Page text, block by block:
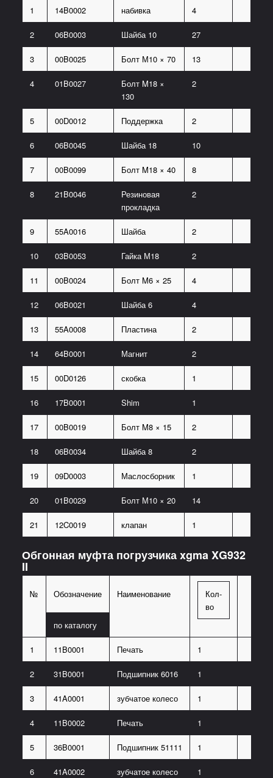
1 14B0002 набивка 4
2 06B0003 Шайба 10 27
3 00B0025 Болт М10 × 70 13
4 01B0027
Болт M18 ×
130
2
5 00D0012 Поддержка 2
6 06B0045 Шайба 18 10
7 00B0099 Болт M18 × 40 8
8 21B0046
Резиновая
прокладка
2
9 55A0016 Шайба 2
10 03B0053 Гайка М18 2
11 00B0024 Болт M6 × 25 4
12 06B0021 Шайба 6 4
13 55A0008 Пластина 2
14 64B0001 Магнит 2
15 00D0126 скобка 1
16 17B0001 Shim 1
17 00B0019 Болт M8 × 15 2
18 06B0034 Шайба 8 2
19 09D0003 Маслосборник 1
20 01B0029 Болт М10 × 20 14
21 12C0019 клапан 1
Обгонная муфта погрузчика xgma XG932
II
№ Обозначение Наименование
Кол-
во
по каталогу
1 11B0001 Печать 1
2 31B0001 Подшипник 6016 1
3 41A0001 зубчатое колесо 1
4 11B0002 Печать 1
5 36B0001 Подшипник 51111 1
6 41A0002 зубчатое колесо 1